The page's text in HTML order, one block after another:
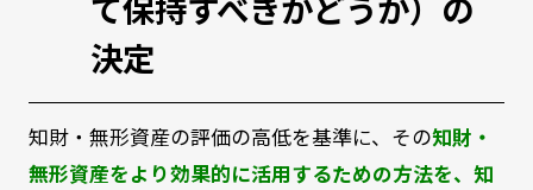
決定
知財・無形資産の評価の高低を基準に、その知財・
無形資産をより効果的に活用するための方法を、知